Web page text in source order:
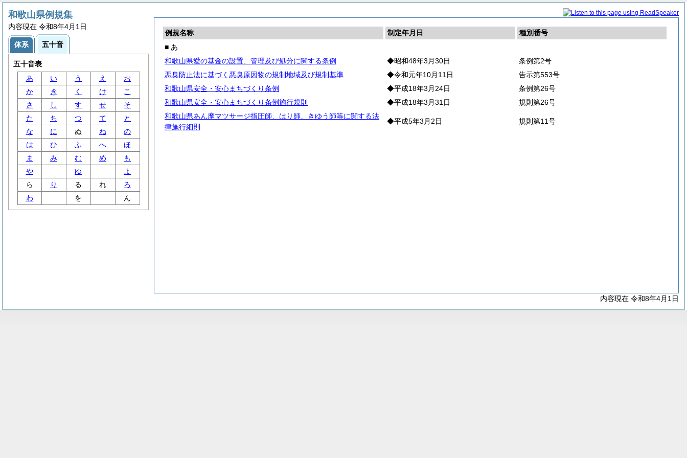
例規名称 制定年月日
種別番号
■ あ
和歌山県愛の基金の設置、管理及び処分に関する条例
◆昭和48年3月30日
条例第2号
悪臭防止法に基づく悪臭原因物の規制地域及び規制基準
◆令和元年10月11日
告示第553号
和歌山県安全・安心まちづくり条例
◆平成18年3月24日
条例第26号
和歌山県安全・安心まちづくり条例施行規則
◆平成18年3月31日
規則第26号
和歌山県あん摩マツサージ指圧師、はり師、きゆう師等に関する法
律施行細則
◆平成5年3月2日 規則第11号
内容現在 令和8年4月1日
和歌山県例規集
内容現在 令和8年4月1日
体系 五十音
五十音表
あ
い う え
お
か
き く け
こ
さ
し す せ
そ
た
ち つ て
と
な
に ぬ ね
の
は
ひ ふ へ
ほ
ま
み む め
も
や
ゆ
よ
ら
り る れ
ろ
わ
を ん